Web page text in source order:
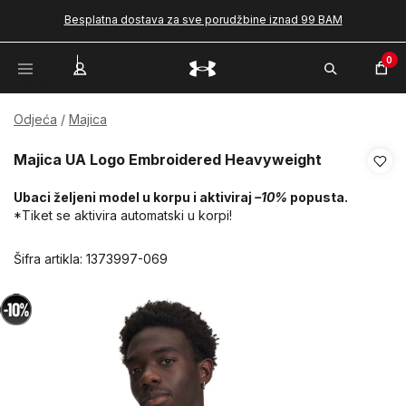
Besplatna dostava za sve porudžbine iznad 99 BAM
0
Odjeća Majica
Majica UA Logo Embroidered Heavyweight
Ubaci željeni model u korpu i aktiviraj –10% popusta.
*Tiket se aktivira automatski u korpi!
Šifra artikla: 1373997-069